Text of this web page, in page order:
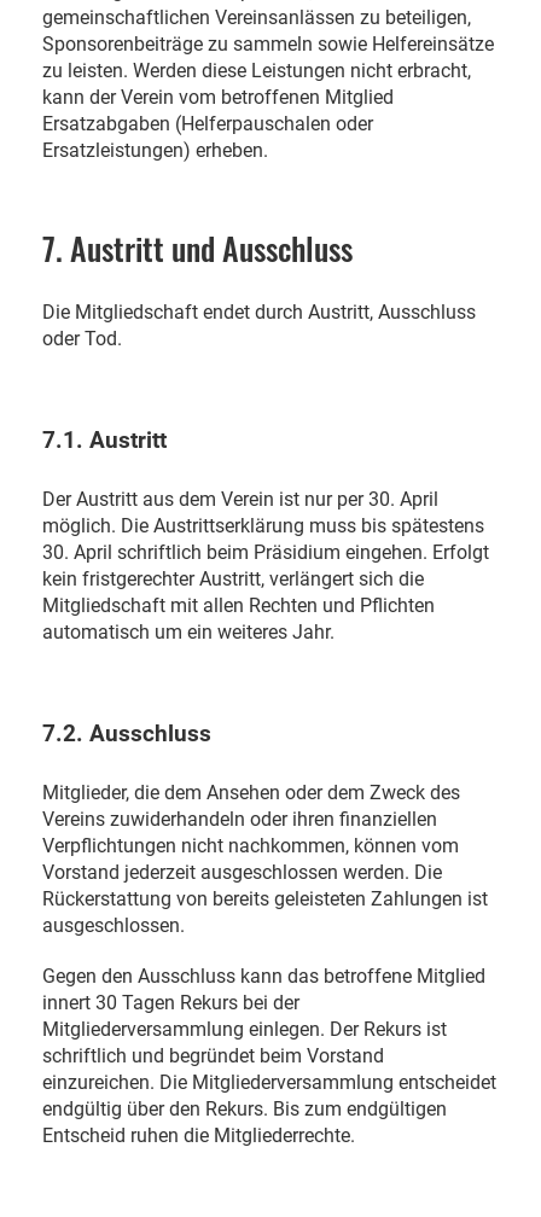
gemeinschaftlichen Vereinsanlässen zu beteiligen,
Sponsorenbeiträge zu sammeln sowie Helfereinsätze
zu leisten. Werden diese Leistungen nicht erbracht,
kann der Verein vom betroffenen Mitglied
Ersatzabgaben (Helferpauschalen oder
Ersatzleistungen) erheben.
7. Austritt und Ausschluss
Die Mitgliedschaft endet durch Austritt, Ausschluss
oder Tod.
7.1. Austritt
Der Austritt aus dem Verein ist nur per 30. April
möglich. Die Austrittserklärung muss bis spätestens
30. April schriftlich beim Präsidium eingehen. Erfolgt
kein fristgerechter Austritt, verlängert sich die
Mitgliedschaft mit allen Rechten und Pflichten
automatisch um ein weiteres Jahr.
7.2. Ausschluss
Mitglieder, die dem Ansehen oder dem Zweck des
Vereins zuwiderhandeln oder ihren finanziellen
Verpflichtungen nicht nachkommen, können vom
Vorstand jederzeit ausgeschlossen werden. Die
Rückerstattung von bereits geleisteten Zahlungen ist
ausgeschlossen.
Gegen den Ausschluss kann das betroffene Mitglied
innert 30 Tagen Rekurs bei der
Mitgliederversammlung einlegen. Der Rekurs ist
schriftlich und begründet beim Vorstand
einzureichen. Die Mitgliederversammlung entscheidet
endgültig über den Rekurs. Bis zum endgültigen
Entscheid ruhen die Mitgliederrechte.